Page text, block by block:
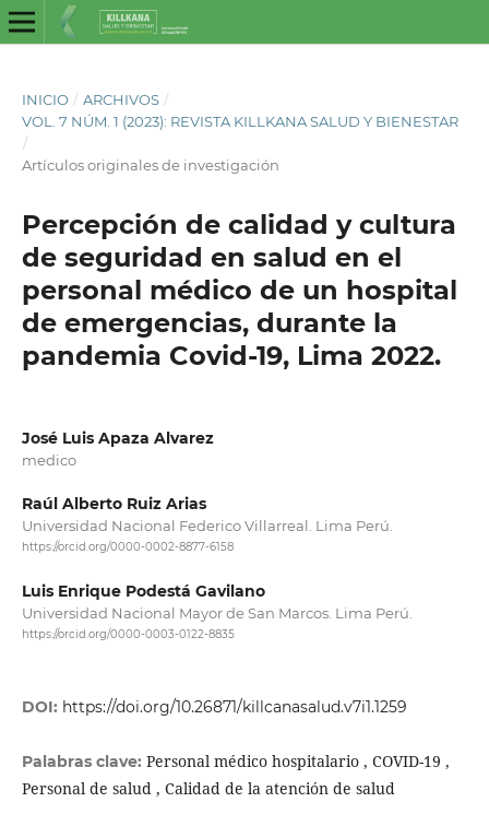
INICIO / ARCHIVOS /
VOL. 7 NÚM. 1 (2023): REVISTA KILLKANA SALUD Y BIENESTAR
/
Artículos originales de investigación
Percepción de calidad y cultura
de seguridad en salud en el
personal médico de un hospital
de emergencias, durante la
pandemia Covid-19, Lima 2022.
José Luis Apaza Alvarez
medico
Raúl Alberto Ruiz Arias
Universidad Nacional Federico Villarreal. Lima Perú.
https://orcid.org/0000-0002-8877-6158
Luis Enrique Podestá Gavilano
Universidad Nacional Mayor de San Marcos. Lima Perú.
https://orcid.org/0000-0003-0122-8835
DOI: https://doi.org/10.26871/killcanasalud.v7i1.1259
Palabras clave: Personal médico hospitalario , COVID-19 ,
Personal de salud , Calidad de la atención de salud